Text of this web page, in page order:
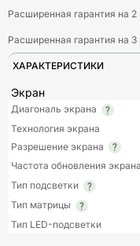
Расширенная гарантия на 2
Расширенная гарантия на 3
ХАРАКТЕРИСТИКИ
Экран
Диагональ экрана
Технология экрана
Разрешение экрана
Частота обновления экрана
Тип подсветки
Тип матрицы
Тип LED-подсветки